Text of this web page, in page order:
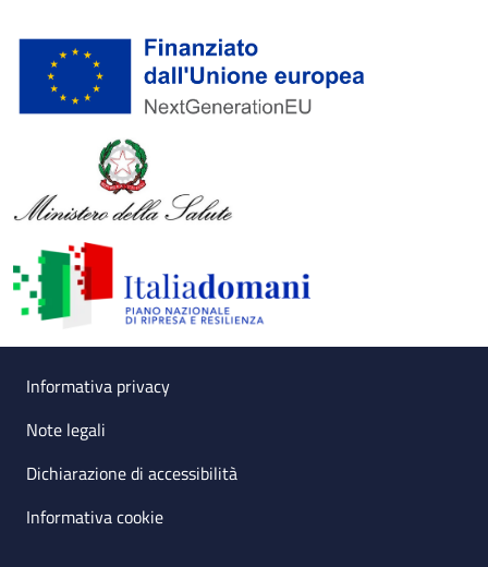
Small prints
Useful links section
Informativa privacy
Note legali
Dichiarazione di accessibilità
Informativa cookie